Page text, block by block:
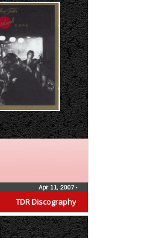
TDR Discography
Apr 11, 2007•